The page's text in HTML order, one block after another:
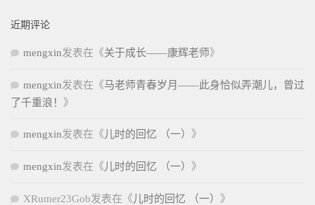
近期评论
mengxin发表在《关于成长——康辉老师》
mengxin发表在《马老师青春岁月——此身恰似弄潮儿，曾过
了千重浪！ 》
mengxin发表在《 儿时的回忆 （一） 》
mengxin发表在《 儿时的回忆 （一） 》
XRumer23Gob发表在《 儿时的回忆 （一） 》